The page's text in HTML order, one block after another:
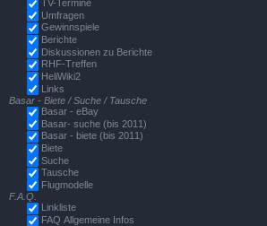
TV-Termine
Umfragen
Gewinnspiele
Berichte
Diskussionen zu Berichte
RHF-Treffen
HeliWiki2
Links
Basar - Biete / Suche / Tausche
Basar - eBay
Basar- suche (bis 2011)
Basar - biete (bis 2011)
Biete
Suche
Tausche
Flugmodelle
F.A.Q.
Linkliste
FAQ Allgemeine Infos